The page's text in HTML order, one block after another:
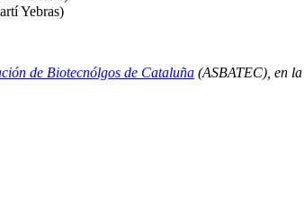
Yebras)
de Biotecnólgos de Cataluña (ASBATEC), en